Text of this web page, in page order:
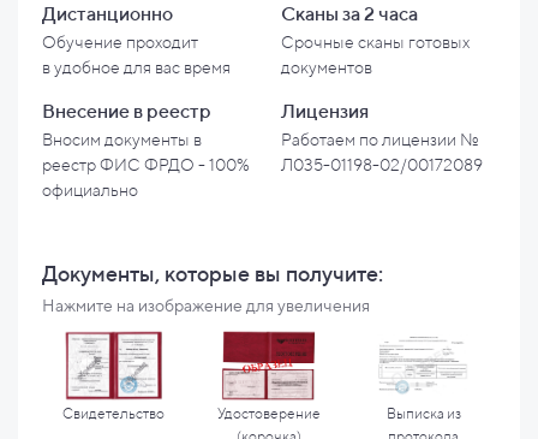
Дистанционно
Обучение проходит
вудобное для вас время
Сканы за 2 часа
Срочные сканы готовых
документов
Внесение в реестр
Вносим документы в
реестр ФИС ФРДО - 100%
официально
Лицензия
Работаем по лицензии №
Л035-01198-02/00172089
Документы, которые вы получите:
Нажмите на изображение для увеличения
Свидетельство
Удостоверение
Выписка из